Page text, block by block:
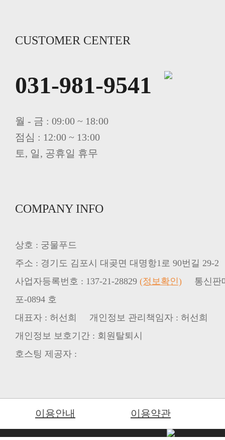
CUSTOMER CENTER
031-981-9541
월 - 금 : 09:00 ~ 18:00
점심 : 12:00 ~ 13:00
토, 일, 공휴일 휴무
COMPANY INFO
상호 : 궁물푸드
주소 : 경기도 김포시 대곶면 대명항1로 90번길 29-2
사업자등록번호 : 137-21-28829 (정보확인) 통신판
포-0894 호
대표자 : 허선희 개인정보 관리책임자 : 허선희
개인정보 보호기간 : 회원탈퇴시
호스팅 제공자 :
이용안내 이용약관